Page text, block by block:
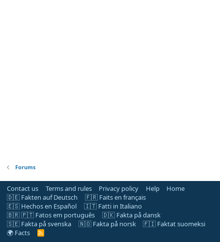
Forums
Contact us Terms and rules Privacy policy Help
Home
🇩🇪 Fakten auf Deutsch
🇫🇷 Faits en français
🇪🇸 Hechos en Español
🇮🇹 Fatti in Italiano
🇧🇷 🇵🇹 Fatos em português
🇩🇰 Fakta på dansk
🇸🇪 Fakta på svenska
🇳🇴 Fakta på norsk
🇫🇮 Faktat suomeksi
🌍 Facts
R